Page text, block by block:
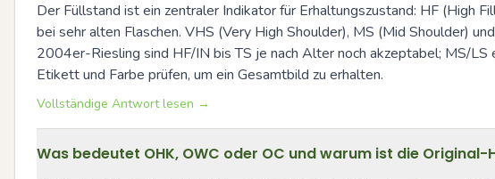
Der Füllstand ist ein zentraler Indikator für Erhaltungszustand: HF (High
bei sehr alten Flaschen. VHS (Very High Shoulder), MS (Mid Shoulder)
2004er-Riesling sind HF/IN bis TS je nach Alter noch akzeptabel; MS/
Etikett und Farbe prüfen, um ein Gesamtbild zu erhalten.
Vollständige Antwort lesen →
Was bedeutet OHK, OWC oder OC und warum ist die